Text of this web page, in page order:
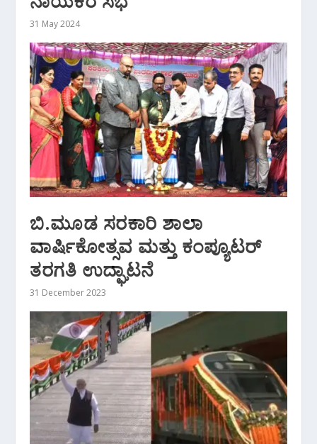
31 May 2024
ಬಿ.ಮೂಡ ಸರಕಾರಿ ಶಾಲಾ
ವಾರ್ಷಿಕೋತ್ಸವ ಮತ್ತು ಕಂಪ್ಯೂಟರ್
ತರಗತಿ ಉದ್ಘಾಟನೆ
31 December 2023